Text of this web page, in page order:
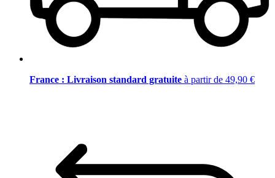
France : Livraison standard gratuite à partir de 49,90 €